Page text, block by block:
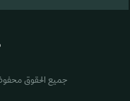
جميع الحقوق